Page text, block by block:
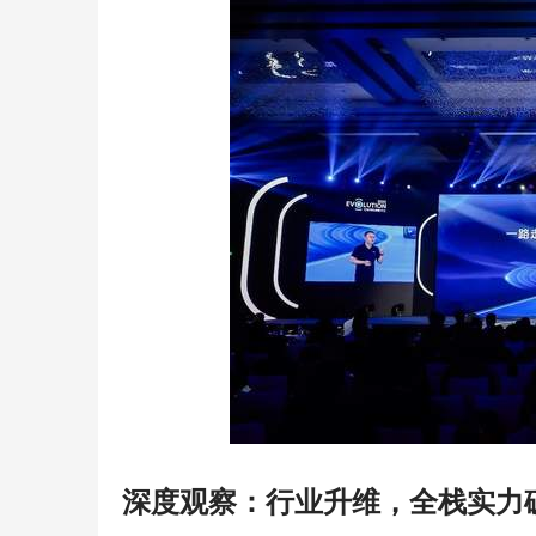
深度观察：行业升维，全栈实力